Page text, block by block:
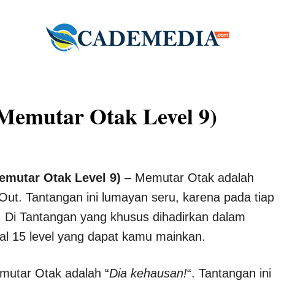
Otak Level 9)
Otak Level 9) – Memutar Otak adalah
Tantangan ini lumayan seru, karena pada tiap
Tantangan yang khusus dihadirkan dalam
15 level yang dapat kamu mainkan.
Otak adalah “Dia kehausan!“. Tantangan ini